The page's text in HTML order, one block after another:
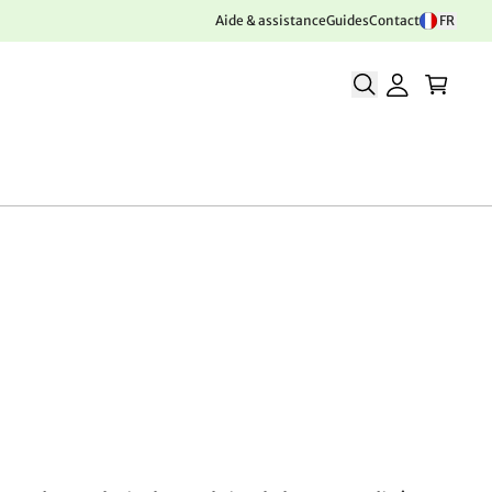
Aide & assistanceGuidesContact FR